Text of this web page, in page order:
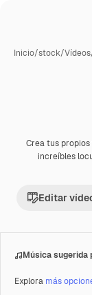
Inicio/stock/Vídeos
Premium
Crea tus
increíbles
Editar
Música sugerida
Explora más